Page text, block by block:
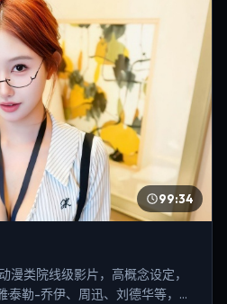
99:34
漫类院线级影片，高概念设定，
泰勒-乔伊、周迅、刘德华等，导